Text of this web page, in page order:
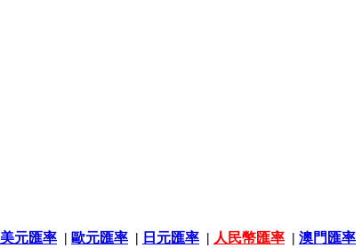
美元匯率 | 歐元匯率 | 日元匯率 | 人民幣匯率 | 澳門匯率